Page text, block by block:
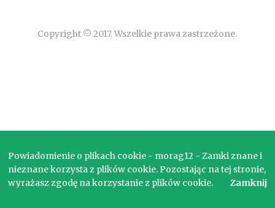
Copyright © 2017. Wszelkie prawa zastrzeżone.
Powiadomienie o plikach cookie - morag12 - Zamki znane i
nieznane korzysta z plików cookie. Pozostając na tej stronie,
wyrażasz zgodę na korzystanie z plików cookie.
Zamknij